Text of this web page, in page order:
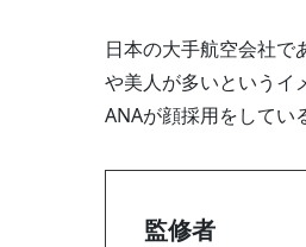
日本の大手航空会社で
や美人が多いというイ
ANAが顔採用をしてい
監修者